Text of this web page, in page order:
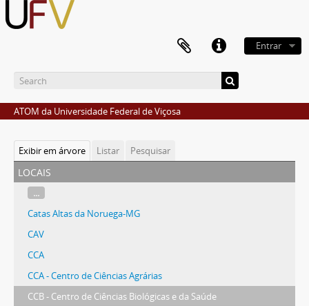
Entrar
ATOM da Universidade Federal de Viçosa
Exibir em árvore Listar Pesquisar
locais
...
Catas Altas da Noruega-MG
CAV
CCA
CCA - Centro de Ciências Agrárias
CCB - Centro de Ciências Biológicas e da Saúde